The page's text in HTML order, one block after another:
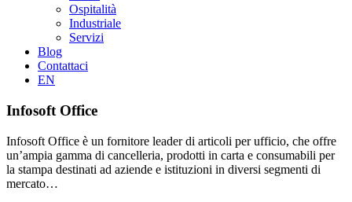
Ospitalità
Industriale
Servizi
Blog
Contattaci
EN
Infosoft Office
Infosoft Office è un fornitore leader di articoli per ufficio, che offre
un’ampia gamma di cancelleria, prodotti in carta e consumabili per
la stampa destinati ad aziende e istituzioni in diversi segmenti di
mercato…